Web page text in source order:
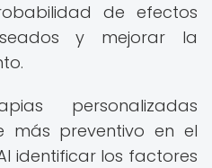
de efectos
y mejorar la
personalizadas
más preventivo en el
identificar los factores